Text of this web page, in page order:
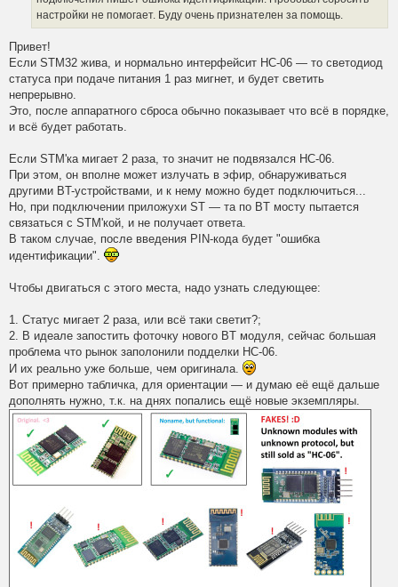
настройки не помогает. Буду очень признателен за помощь.
Привет!
Если STM32 жива, и нормально интерфейсит HC-06 — то светодиод
статуса при подаче питания 1 раз мигнет, и будет светить
непрерывно.
Это, после аппаратного сброса обычно показывает что всё в порядке,
и всё будет работать.
Если STM'ка мигает 2 раза, то значит не подвязался HC-06.
При этом, он вполне может излучать в эфир, обнаруживаться
другими BT-устройствами, и к нему можно будет подключиться...
Но, при подключении приложухи ST — та по BT мосту пытается
связаться с STM'кой, и не получает ответа.
В таком случае, после введения PIN-кода будет "ошибка
идентификации".
Чтобы двигаться с этого места, надо узнать следующее:
1. Статус мигает 2 раза, или всё таки светит?;
2. В идеале запостить фоточку нового BT модуля, сейчас большая
проблема что рынок заполонили подделки HC-06.
И их реально уже больше, чем оригинала.
Вот примерно табличка, для ориентации — и думаю её ещё дальше
дополнять нужно, т.к. на днях попались ещё новые экземпляры.